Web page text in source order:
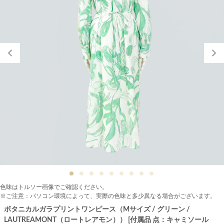
色味はトルソー画像でご確認ください。
※ご注意：パソコン環境によって、実際の色味と多少異なる場合がございます。
ボタニカルガラプリントワンピース（Mサイズ / グリーン /
LAUTREAMONT（ロートレアモン）） [付属品 点：キャミソール